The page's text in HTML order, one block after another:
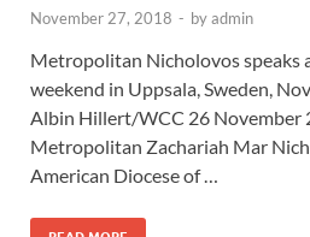
November 27, 2018 - byadmin
Metropolitan Nicholovos speaks
weekend in Uppsala, Sweden,
Albin Hillert/WCC 26 November
Metropolitan Zachariah Mar
American Diocese of …